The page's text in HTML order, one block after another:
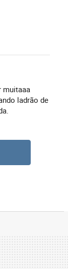
muitaaa
ladrão de